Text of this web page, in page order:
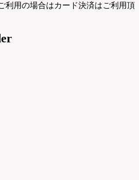
利用の場合はカード決済はご利用頂